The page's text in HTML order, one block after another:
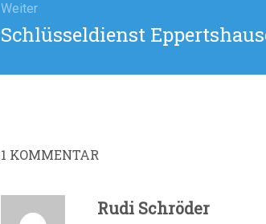
Weiter
Nächster
Schlüsseldienst
1 KOMMENTAR
Rudi Schröder